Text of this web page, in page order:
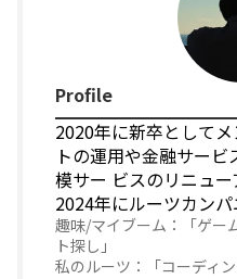
Profile
2020年に新卒として
トの運用や金融サー
模サー ビスのリニュー
2024年にルーツカンパ
「ゲ
ト探し」
「コーディ